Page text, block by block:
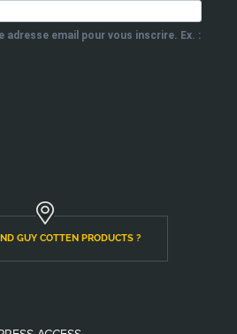
adresse email pour vous inscrire. Ex. :
GUY COTTEN PRODUCTS ?